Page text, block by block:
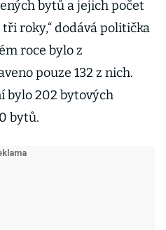
bytů a jejich počet
roky,“ dodává politička
roce bylo z
pouze 132 z nich.
bylo 202 bytových
bytů.